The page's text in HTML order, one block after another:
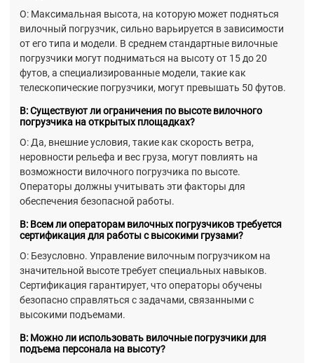
О: Максимальная высота, на которую может подняться
вилочный погрузчик, сильно варьируется в зависимости
от его типа и модели. В среднем стандартные вилочные
погрузчики могут подниматься на высоту от 15 до 20
футов, а специализированные модели, такие как
телескопические погрузчики, могут превышать 50 футов.
В: Существуют ли ограничения по высоте вилочного
погрузчика на открытых площадках?
О: Да, внешние условия, такие как скорость ветра,
неровности рельефа и вес груза, могут повлиять на
возможности вилочного погрузчика по высоте.
Операторы должны учитывать эти факторы для
обеспечения безопасной работы.
В: Всем ли операторам вилочных погрузчиков требуется
сертификация для работы с высокими грузами?
О: Безусловно. Управление вилочным погрузчиком на
значительной высоте требует специальных навыков.
Сертификация гарантирует, что операторы обучены
безопасно справляться с задачами, связанными с
высокими подъемами.
В: Можно ли использовать вилочные погрузчики для
подъема персонала на высоту?